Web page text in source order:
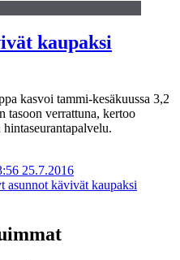
kaupaksi
kasvoi tammi-kesäkuussa 3,2
tasoon verrattuna, kertoo
25.7.2016
asunnot kävivät kaupaksi